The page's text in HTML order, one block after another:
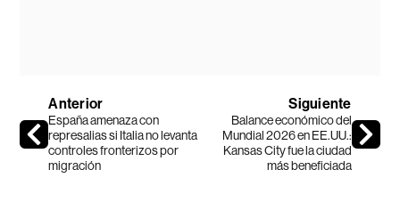
Anterior
España amenaza con
represalias si Italia no levanta
controles fronterizos por
migración
Siguiente
Balance económico del
Mundial 2026 en EE.UU.:
Kansas City fue la ciudad
más beneficiada